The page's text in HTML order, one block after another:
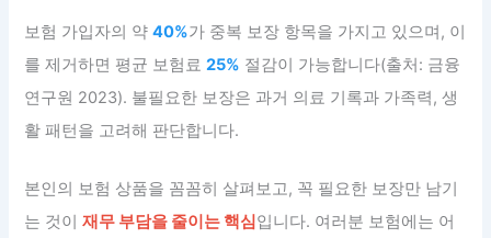
보험 가입자의 약40%가 중복 보장 항목을 가지고 있으며, 이
를 제거하면 평균 보험료25% 절감이 가능합니다(출처: 금융
연구원 2023). 불필요한 보장은 과거 의료 기록과 가족력, 생
활 패턴을 고려해 판단합니다.
본인의 보험 상품을 꼼꼼히 살펴보고, 꼭 필요한 보장만 남기
는 것이재무 부담을 줄이는 핵심 입니다. 여러분 보험에는 어